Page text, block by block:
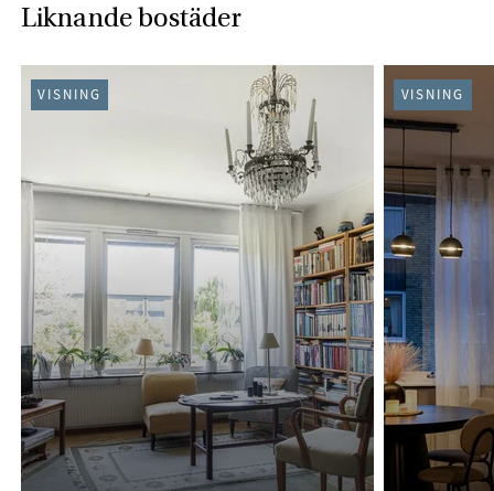
Liknande bostäder
VISNING VISNING